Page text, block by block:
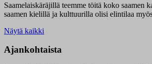
Saamelaiskäräjillä teemme töitä koko saamen
saamen kielillä ja kulttuurilla olisi elintilaa
Näytä kaikki
Ajankohtaista